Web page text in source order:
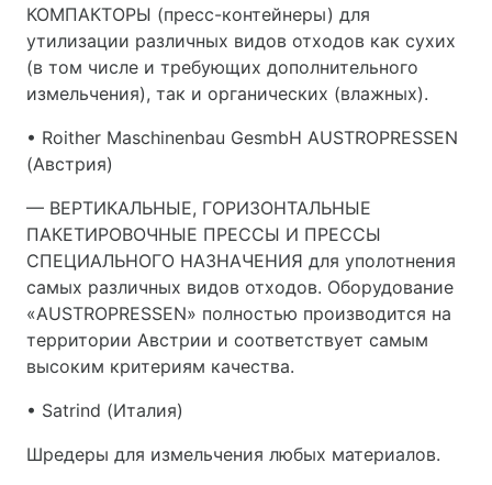
КОМПАКТОРЫ (пресс-контейнеры) для
утилизации различных видов отходов как сухих
(в том числе и требующих дополнительного
измельчения), так и органических (влажных).
• Roither Maschinenbau GesmbH AUSTROPRESSEN
(Австрия)
— ВЕРТИКАЛЬНЫЕ, ГОРИЗОНТАЛЬНЫЕ
ПАКЕТИРОВОЧНЫЕ ПРЕССЫ И ПРЕССЫ
СПЕЦИАЛЬНОГО НАЗНАЧЕНИЯ для уполотнения
самых различных видов отходов. Оборудование
«AUSTROPRESSEN» полностью производится на
территории Австрии и соответствует самым
высоким критериям качества.
• Satrind (Италия)
Шредеры для измельчения любых материалов.